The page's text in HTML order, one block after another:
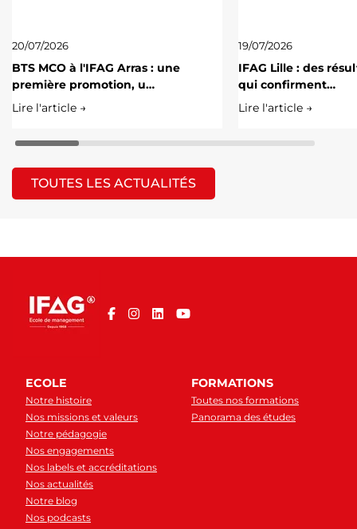
20/07/2026
BTS MCO à l'IFAG Arras : une
première promotion, u…
Lire l'article →
19/07/2026
IFAG Lille : des
qui confirment…
Lire l'article →
TOUTES LES ACTUALITÉS
ECOLE
Notre histoire
Nos missions et valeurs
Notre pédagogie
Nos engagements
Nos labels et accréditations
Nos actualités
Notre blog
Nos podcasts
FORMATIONS
Toutes nos formations
Panorama des études